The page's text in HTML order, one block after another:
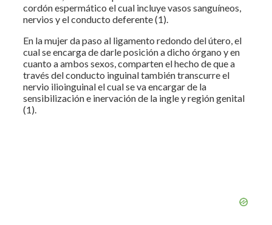
cordón espermático el cual incluye vasos sanguíneos,
nervios y el conducto deferente (1).
En la mujer da paso al ligamento redondo del útero, el
cual se encarga de darle posición a dicho órgano y en
cuanto a ambos sexos, comparten el hecho de que a
través del conducto inguinal también transcurre el
nervio ilioinguinal el cual se va encargar de la
sensibilización e inervación de la ingle y región genital
(1).